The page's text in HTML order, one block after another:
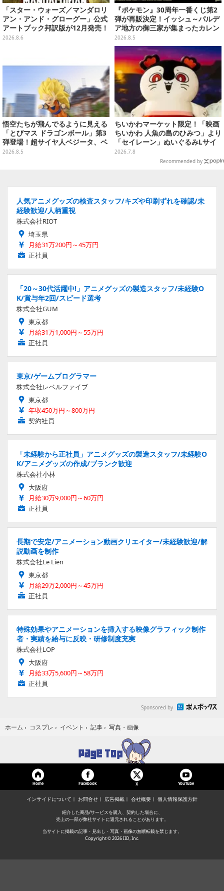
「スター・ウォーズ／マンダロリ
アン・アンド・グローグー」公式
アートブック邦訳版が12月発売！
映画のコンセプトアートやスケッ
2026.8.6
『ポケモン』30周年一番くじ第2
弾が再販決定！イッシュ～パルデ
ア地方の御三家が集まったカレン
ダー、ぬいぐるみなど記念グッズ
盛りだくさん
2026.8.5
悟空たちが飛んでるように見える
「とびマス ドラゴンボール」第3
弾登場！超サイヤ人ベジータ、ベ
ジットなど全6種
2026.8.5
ちいかわマーケット限定！「映画
ちいかわ 人魚の島のひみつ」より
「セイレーン」ぬいぐるみLサイ
ズが7月24日より予約開始
2026.7.8
Recommended by
人気アニメグッズの検査スタッフ/キズや印刷ずれを確認/未
経験歓迎/人柄重視
株式会社RIOT
埼玉県
月給31万200円～45万円
正社員
「20～30代活躍中!」アニメグッズの製造スタッフ/未経験O
K/賞与年2回/スピード選考
株式会社GUM
東京都
月給31万1,000円～55万円
正社員
東京/ゲームプログラマー
株式会社レベルファイブ
東京都
年収450万円～800万円
契約社員
「未経験から正社員」アニメグッズの製造スタッフ/未経験O
K/アニメグッズの作成/ブランク歓迎
株式会社小林
大阪府
月給30万9,000円～60万円
正社員
長期で安定/アニメーション動画クリエイター/未経験歓迎/解
説動画を制作
株式会社Le Lien
東京都
月給29万2,000円～45万円
正社員
特殊効果やアニメーションを挿入する映像グラフィック制作
者・実績を給与に反映・研修制度充実
株式会社LOP
大阪府
月給33万5,600円～58万円
正社員
Sponsored by
ホーム › コスプレ › イベント › 記事 › 写真・画像
Home Facebook X YouTube
インサイドについて お問合せ 広告掲載 会社概要 個人情報保護方針
紹介した商品/サービスを購入、契約した場合に、
売上の一部が弊社サイトに還元されることがあります。
当サイトに掲載の記事・見出し・写真・画像の無断転載を禁じます。
Copyright © 2026 IID, Inc.